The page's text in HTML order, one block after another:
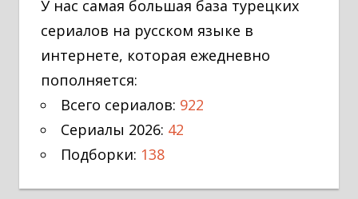
У нас самая большая база турецких
сериалов на русском языке в
интернете, которая ежедневно
пополняется:
Всего сериалов: 922
Сериалы 2026: 42
Подборки: 138